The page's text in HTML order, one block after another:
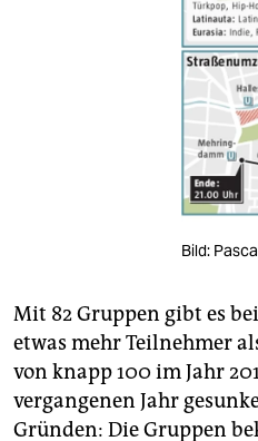
Bild:
Mit 82 Gruppen gibt es
etwas mehr Teilnehmer
von knapp 100 im Jahr
vergangenen Jahr
Gründen: Die Gruppen